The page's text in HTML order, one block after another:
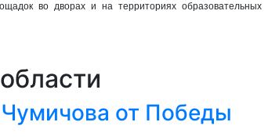
во дворах и на территориях образовательных
от Победы